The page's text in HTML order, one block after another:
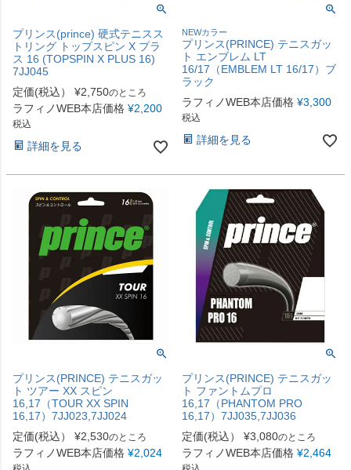
プリンス(prince) 硬式テニスス
トリング トップスピン X プラ
ス 16 (TOPSPIN X PLUS 16)
7JJ045
定価(税込）
¥2,750のところ
ラフィノWEB本店価格 ¥2,200
税込
詳細を見る
NEWカラー
プリンス(PRINCE) テニスガッ
ト エンブレム LT
16/17（EMBLEM LT 16/17）ブ
ラック
ラフィノWEB本店価格 ¥3,300
税込
詳細を見る
プリンス(PRINCE) テニスガッ
ト ツアー XX スピン
16,17（TOUR XX SPIN
16,17）7JJ023,7JJ024
定価(税込）
¥2,530のところ
ラフィノWEB本店価格 ¥2,024
プリンス(PRINCE) テニスガッ
ト ファントムプロ
16,17（PHANTOM PRO
16,17）7JJ035,7JJ036
定価(税込）
¥3,080のところ
ラフィノWEB本店価格 ¥2,464